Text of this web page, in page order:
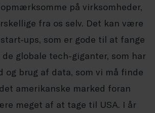
på virksomheder,
fra os selv. Det kan være
start-ups, som er gode til at fange
globale tech-giganter, som har
og brug af data, som vi må finde
amerikanske marked foran
meget af at tage til USA. I år